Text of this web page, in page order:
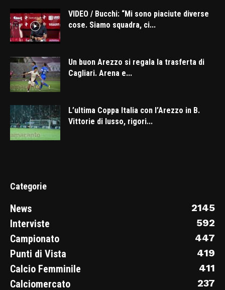
VIDEO / Bucchi: “Mi sono piaciute diverse
cose. Siamo squadra, ci...
Un buon Arezzo si regala la trasferta di
Cagliari. Arena e...
L’ultima Coppa Italia con l’Arezzo in B.
Vittorie di lusso, rigori...
Categorie
News
2145
Interviste
592
Campionato
447
Punti di Vista
419
Calcio Femminile
411
Calciomercato
237